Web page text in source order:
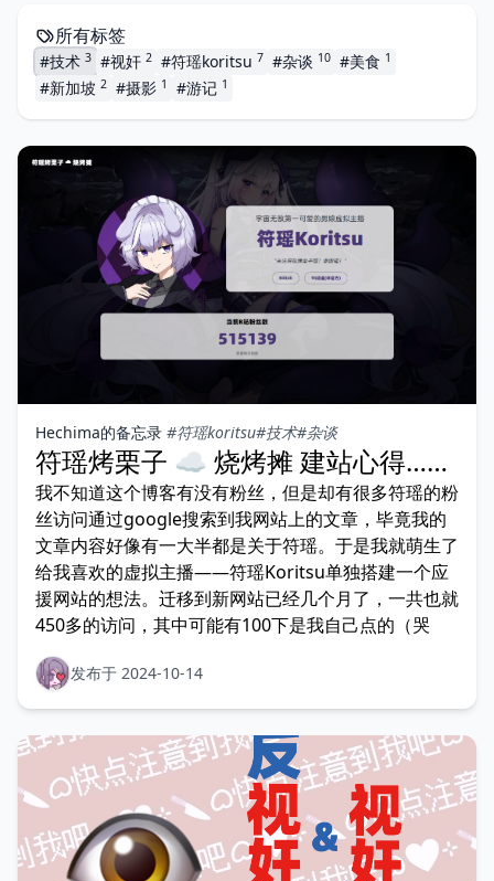
所有标签
#技术 3 #视奸 2 #符瑶koritsu 7 #杂谈 10 #美食 1
#新加坡 2 #摄影 1 #游记 1
Hechima的备忘录 #符瑶koritsu#技术#杂谈
符瑶烤栗子 ☁ 烧烤摊 建站心得……
我不知道这个博客有没有粉丝，但是却有很多符瑶的粉
丝访问通过google搜索到我网站上的文章，毕竟我的
文章内容好像有一大半都是关于符瑶。于是我就萌生了
给我喜欢的虚拟主播——符瑶Koritsu单独搭建一个应
援网站的想法。迁移到新网站已经几个月了，一共也就
450多的访问，其中可能有100下是我自己点的（哭
发布于 2024-10-14